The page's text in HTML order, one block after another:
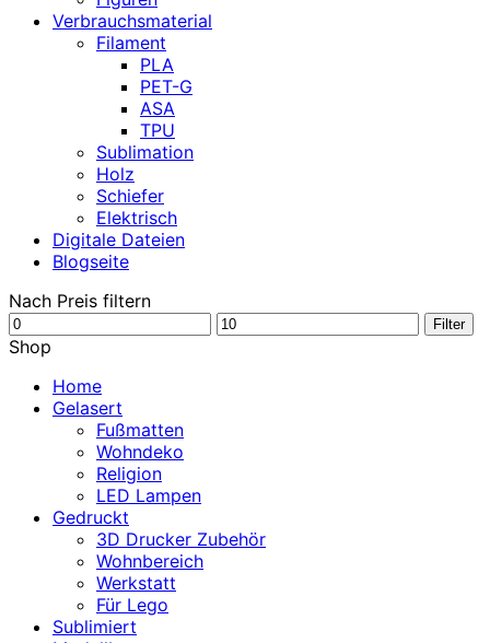
Verbrauchsmaterial
Filament
PLA
PET-G
ASA
TPU
Sublimation
Holz
Schiefer
Elektrisch
Digitale Dateien
Blogseite
Nach Preis filtern
Min.
Preis
Max.
Filter
Shop
Home
Gelasert
Fußmatten
Wohndeko
Religion
LED Lampen
Gedruckt
3D Drucker Zubehör
Wohnbereich
Werkstatt
Für Lego
Sublimiert